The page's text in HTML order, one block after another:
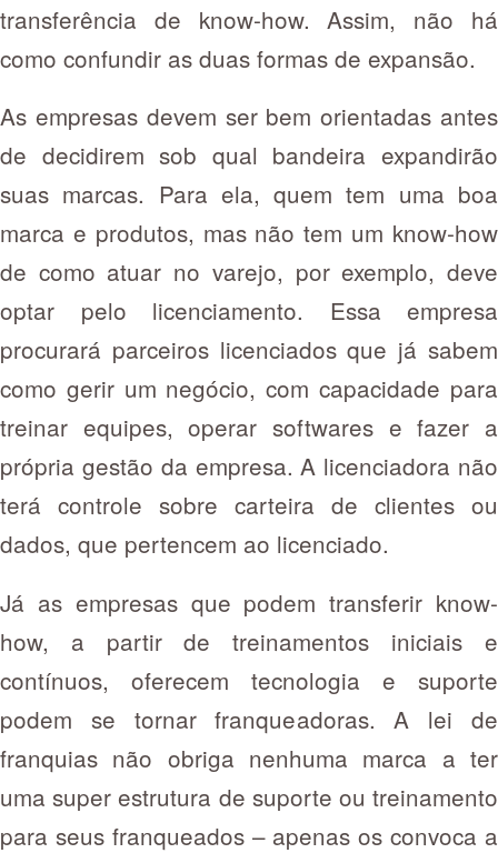
transferência de know-how. Assim, não há
como confundir as duas formas de expansão.
As empresas devem ser bem orientadas antes
de decidirem sob qual bandeira expandirão
suas marcas. Para ela, quem tem uma boa
marca e produtos, mas não tem um know-how
de como atuar no varejo, por exemplo, deve
optar pelo licenciamento. Essa empresa
procurará parceiros licenciados que já sabem
como gerir um negócio, com capacidade para
treinar equipes, operar softwares e fazer a
própria gestão da empresa. A licenciadora não
terá controle sobre carteira de clientes ou
dados, que pertencem ao licenciado.
Já as empresas que podem transferir know-
how, a partir de treinamentos iniciais e
contínuos, oferecem tecnologia e suporte
podem se tornar franqueadoras. A lei de
franquias não obriga nenhuma marca a ter
uma super estrutura de suporte ou treinamento
para seus franqueados – apenas os convoca a